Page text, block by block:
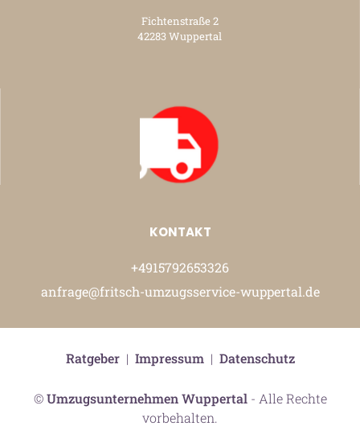
Fichtenstraße 2
42283 Wuppertal
KONTAKT
+4915792653326
anfrage@fritsch-umzugsservice-wuppertal.de
©Umzugsunternehmen Wuppertal- Alle Rechte
vorbehalten.
Ratgeber| Impressum| Datenschutz